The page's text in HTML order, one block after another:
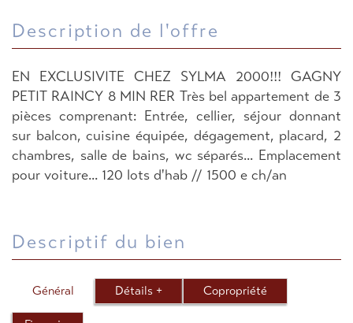
description de l'offre
EN EXCLUSIVITE CHEZ SYLMA 2000!!! GAGNY
PETIT RAINCY 8 MIN RER Très bel appartement de 3
pièces comprenant: Entrée, cellier, séjour donnant
sur balcon, cuisine équipée, dégagement, placard, 2
chambres, salle de bains, wc séparés... Emplacement
pour voiture... 120 lots d'hab // 1500 e ch/an
descriptif du bien
Général Détails + Copropriété